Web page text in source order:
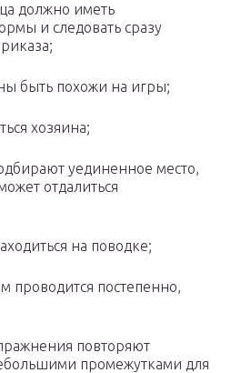
должно иметь
и следовать сразу
быть похожи на игры;
хозяина;
уединенное место,
отдалиться
на поводке;
проводится постепенно,
повторяют
промежутками для